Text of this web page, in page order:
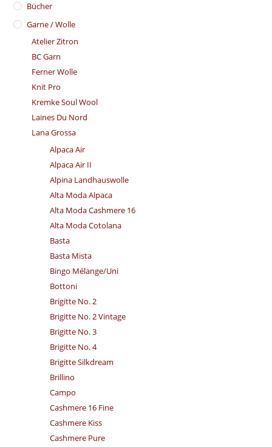
Bücher
Garne / Wolle
Atelier Zitron
BC Garn
Ferner Wolle
Knit Pro
Kremke Soul Wool
Laines Du Nord
Lana Grossa
Alpaca Air
Alpaca Air II
Alpina Landhauswolle
Alta Moda Alpaca
Alta Moda Cashmere 16
Alta Moda Cotolana
Basta
Basta Mista
Bingo Mélange/​Uni
Bottoni
Brigitte No. 2
Brigitte No. 2 Vintage
Brigitte No. 3
Brigitte No. 4
Brigitte Silkdream
Brillino
Campo
Cashmere 16 Fine
Cashmere Kiss
Cashmere Pure